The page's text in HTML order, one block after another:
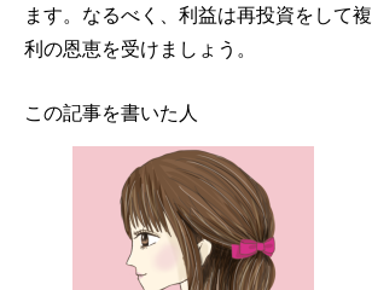
ます。 なるべく、利益は再投資をして複
利の恩恵を受けましょう。
この記事を書いた人